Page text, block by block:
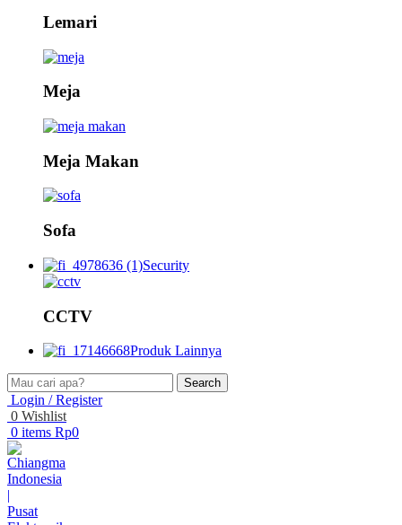
Lemari
Meja
Meja Makan
Sofa
Security
CCTV
Produk Lainnya
Search
Login / Register
0 Wishlist
0 items Rp0